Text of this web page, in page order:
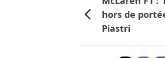
hors de
Piastri